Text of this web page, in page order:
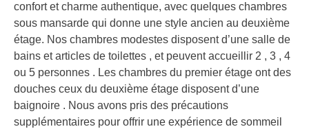
confort et charme authentique, avec quelques chambres
sous mansarde qui donne une style ancien au deuxième
étage. Nos chambres modestes disposent d’une salle de
bains et articles de toilettes , et peuvent accueillir 2 , 3 , 4
ou 5 personnes . Les chambres du premier étage ont des
douches ceux du deuxième étage disposent d’une
baignoire . Nous avons pris des précautions
supplémentaires pour offrir une expérience de sommeil